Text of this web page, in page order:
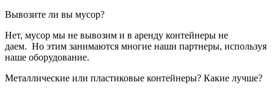
Вывозите ли вы мусор?
Нет, мусор мы не вывозим и в аренду контейнеры не
даем. Но этим занимаются многие наши партнеры, используя
наше оборудование.
Металлические или пластиковые контейнеры? Какие лучше?